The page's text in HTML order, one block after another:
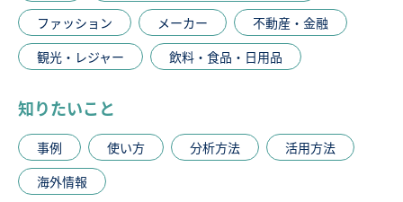
ファッション
メーカー
不動産・金融
観光・レジャー
飲料・食品・日用品
知りたいこと
事例 使い方 分析方法
活用方法
海外情報